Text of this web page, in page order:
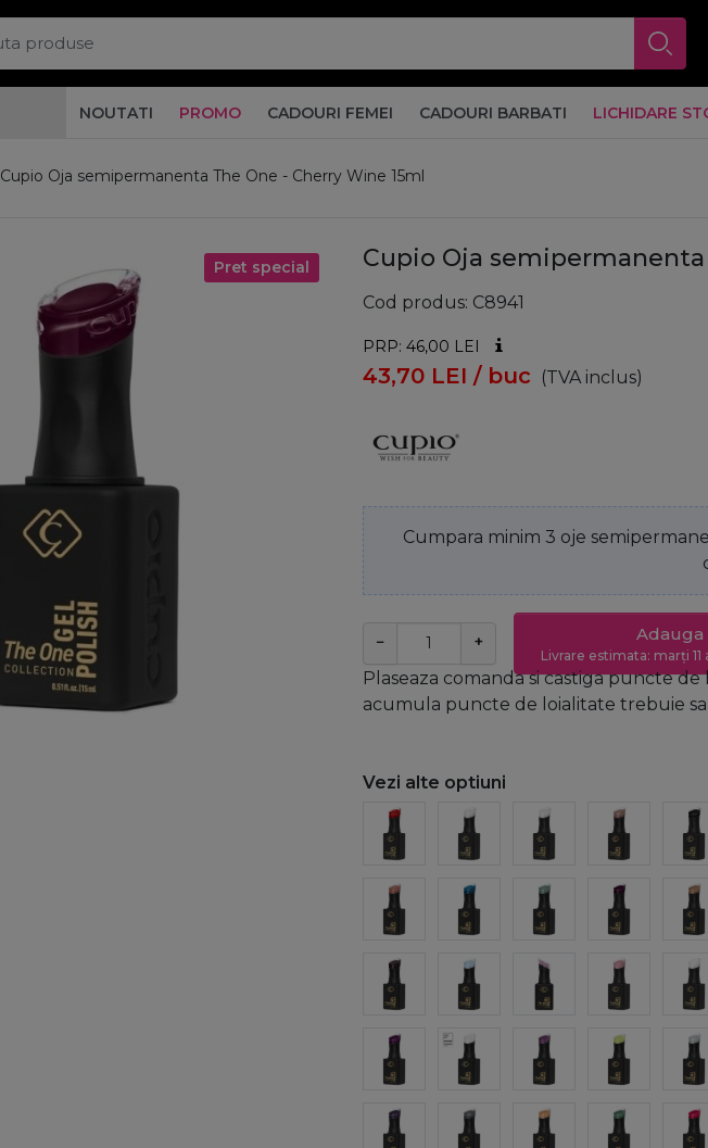
NOUTATI PROMO CADOURI FEMEI CADOURI BARBATI LICHIDARE
Cupio Oja semipermanenta The One - Cherry Wine 15ml
Pret special Cupio Oja semipermanenta
Cod produs C8941
PRP: 46,00 LEI
43,70 LEI / buc (TVA inclus)
Cumpara minim 3 oje
− + Adauga
Livrare estimata: marți
Plaseaza comanda si castiga puncte
acumula puncte de loialitate trebuie
Vezi alte optiuni